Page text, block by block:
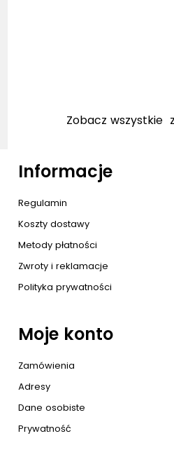
Zobacz wszystkie
Informacje
Regulamin
Koszty dostawy
Metody płatności
Zwroty i reklamacje
Polityka prywatności
Moje konto
Zamówienia
Adresy
Dane osobiste
Prywatność